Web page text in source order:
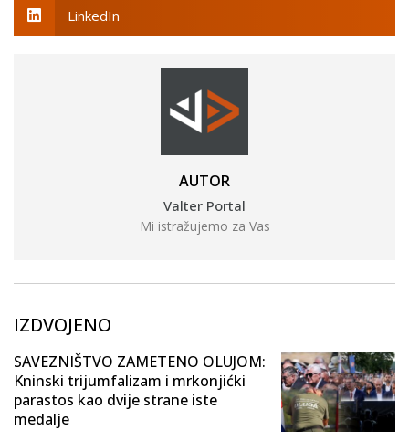
LinkedIn
AUTOR
Valter Portal
Mi istražujemo za Vas
IZDVOJENO
SAVEZNIŠTVO ZAMETENO OLUJOM:
Kninski trijumfalizam i mrkonjićki
parastos kao dvije strane iste
medalje